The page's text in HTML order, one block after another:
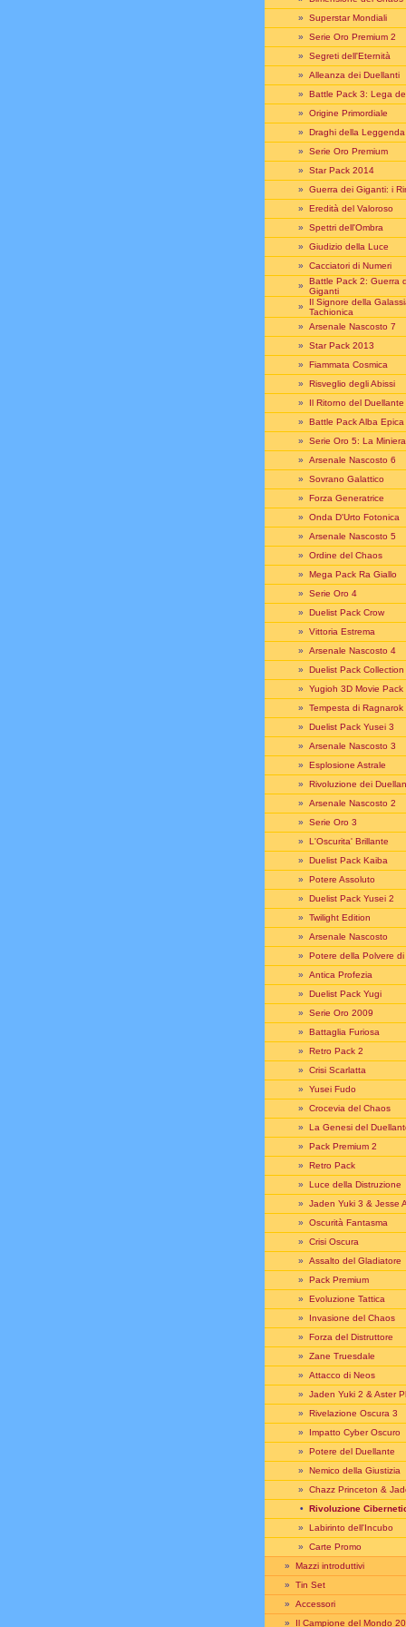
» Superstar Mondiali
» Serie Oro Premium 2
» Segreti dell'Eternità
» Alleanza dei Duellanti
» Battle Pack 3: Lega
» Origine Primordiale
» Draghi della Leggenda
» Serie Oro Premium
» Star Pack 2014
» Guerra dei Giganti: i
» Eredità del Valoroso
» Spettri dell'Ombra
» Giudizio della Luce
» Cacciatori di Numeri
» Battle Pack 2: Guerra
Giganti
» Il Signore della
Tachionica
» Arsenale Nascosto 7
» Star Pack 2013
» Fiammata Cosmica
» Risveglio degli Abissi
» Il Ritorno del Duellante
» Battle Pack Alba Epica
» Serie Oro 5: La
» Arsenale Nascosto 6
» Sovrano Galattico
» Forza Generatrice
» Onda D'Urto Fotonica
» Arsenale Nascosto 5
» Ordine del Chaos
» Mega Pack Ra Giallo
» Serie Oro 4
» Duelist Pack Crow
» Vittoria Estrema
» Arsenale Nascosto 4
» Duelist Pack Collection
» Yugioh 3D Movie Pack
» Tempesta di Ragnarok
» Duelist Pack Yusei 3
» Arsenale Nascosto 3
» Esplosione Astrale
» Rivoluzione dei
» Arsenale Nascosto 2
» Serie Oro 3
» L'Oscurita' Brillante
» Duelist Pack Kaiba
» Potere Assoluto
» Duelist Pack Yusei 2
» Twilight Edition
» Arsenale Nascosto
» Potere della Polvere di
» Antica Profezia
» Duelist Pack Yugi
» Serie Oro 2009
» Battaglia Furiosa
» Retro Pack 2
» Crisi Scarlatta
» Yusei Fudo
» Crocevia del Chaos
» La Genesi del
» Pack Premium 2
» Retro Pack
» Luce della Distruzione
» Jaden Yuki 3 & Jesse
» Oscurità Fantasma
» Crisi Oscura
» Assalto del Gladiatore
» Pack Premium
» Evoluzione Tattica
» Invasione del Chaos
» Forza del Distruttore
» Zane Truesdale
» Attacco di Neos
» Jaden Yuki 2 & Aster
» Rivelazione Oscura 3
» Impatto Cyber Oscuro
» Potere del Duellante
» Nemico della Giustizia
» Chazz Princeton &
• Rivoluzione
» Labirinto dell'Incubo
» Carte Promo
» Mazzi introduttivi
» Tin Set
» Accessori
» Il Campione del Mondo